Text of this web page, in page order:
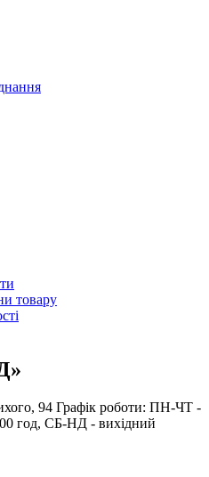
товару
94 Графік роботи: ПН-ЧТ -
год, СБ-НД - вихідний